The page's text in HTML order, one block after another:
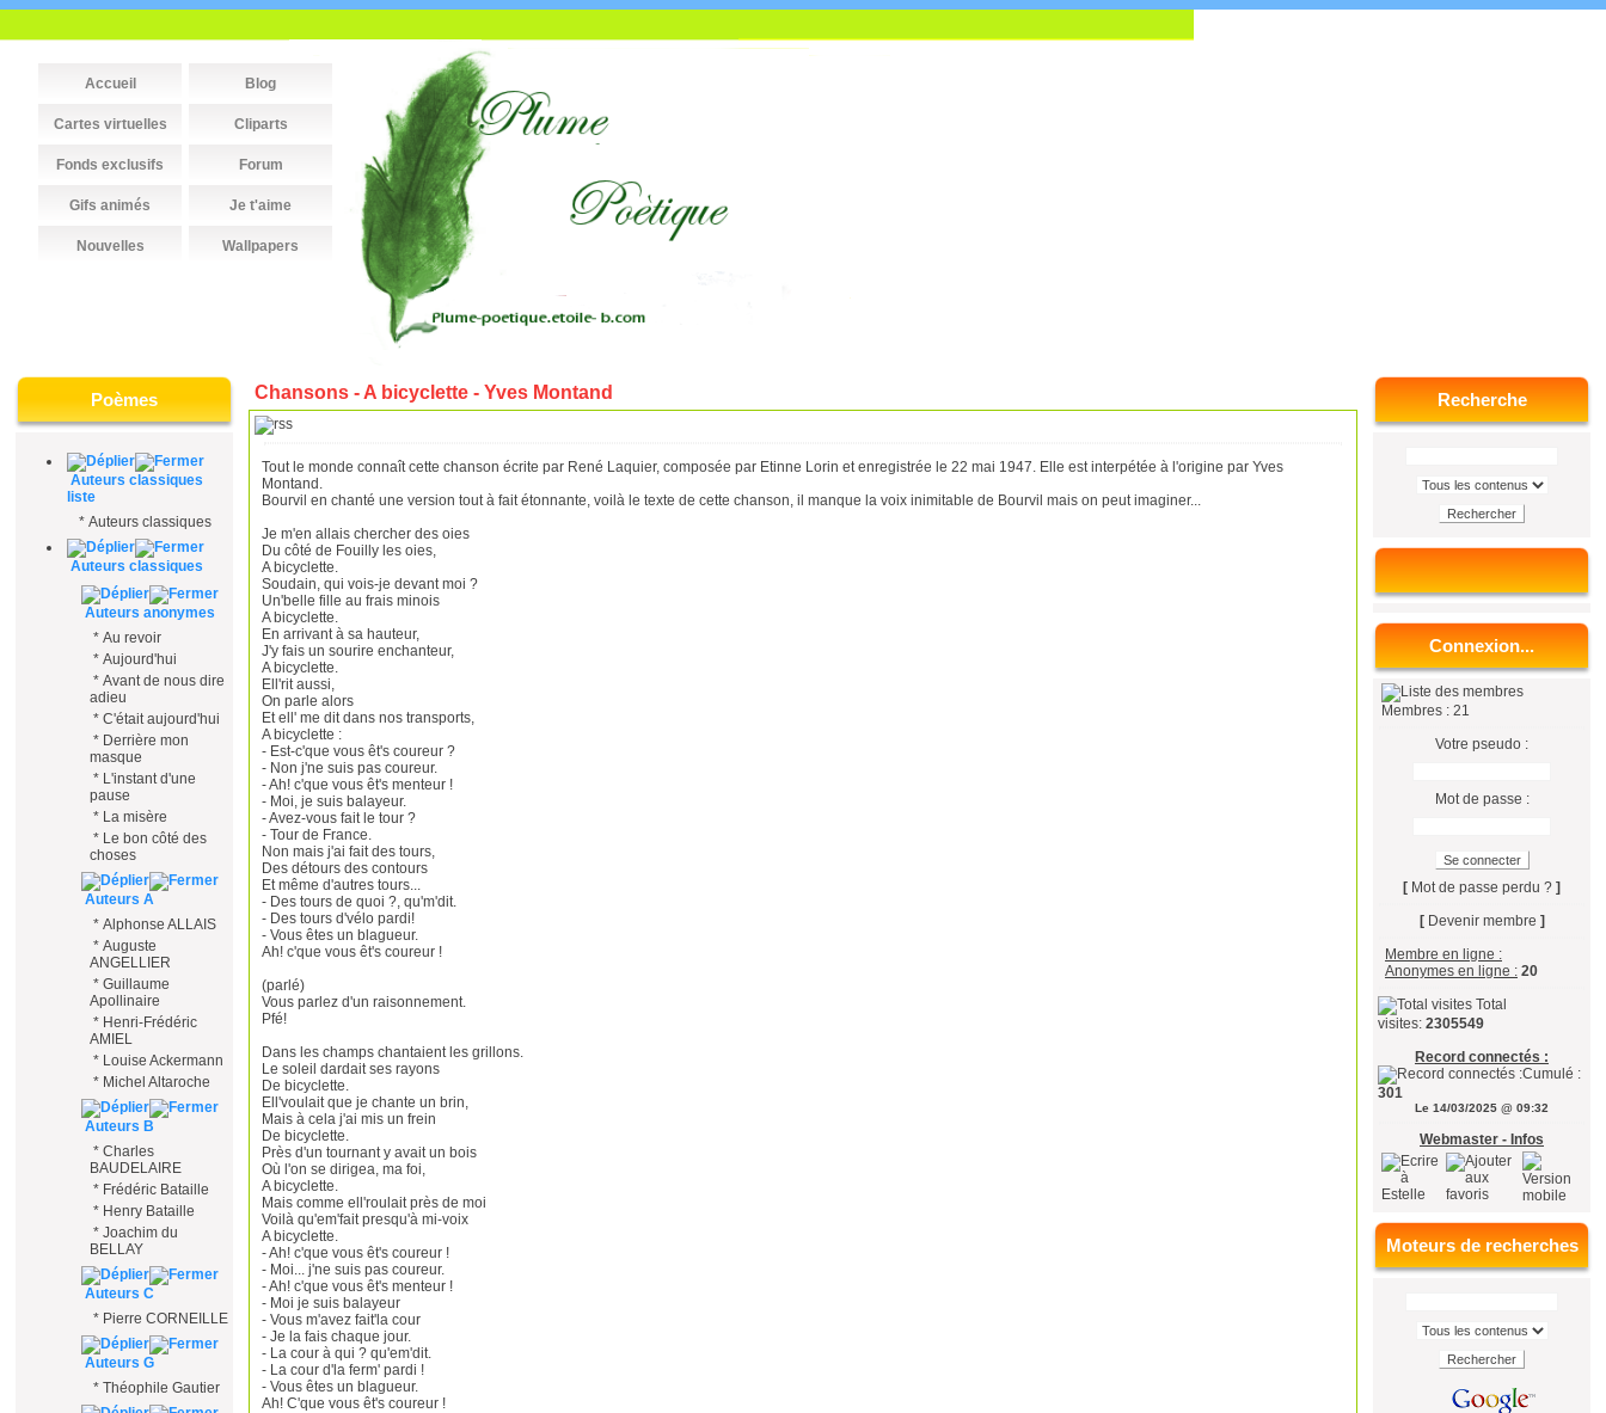
Accueil Blog
Cartes virtuelles Cliparts
Fonds exclusifs Forum
Gifs animés Je t'aime
Nouvelles Wallpapers
Poèmes
Auteurs classiques
liste
* Auteurs classiques
Auteurs classiques
Auteurs anonymes
* Au revoir
* Aujourd'hui
* Avant de nous dire
adieu
* C'était aujourd'hui
* Derrière mon
masque
* L'instant d'une
pause
* La misère
* Le bon côté des
choses
Auteurs A
* Alphonse ALLAIS
* Auguste
ANGELLIER
* Guillaume
Apollinaire
* Henri-Frédéric
AMIEL
* Louise Ackermann
* Michel Altaroche
Auteurs B
* Charles
BAUDELAIRE
* Frédéric Bataille
* Henry Bataille
* Joachim du
BELLAY
Auteurs C
* Pierre CORNEILLE
Auteurs G
* Théophile Gautier
Chansons - A bicyclette - Yves Montand
Tout le monde connaît cette chanson écrite par René Laquier, composée par Etinne Lorin et enregistrée le 22 mai 1947. Elle est interpétée à l'origine par Yves
Montand.
Bourvil en chanté une version tout à fait étonnante, voilà le texte de cette chanson, il manque la voix inimitable de Bourvil mais on peut imaginer...
Je m'en allais chercher des oies
Du côté de Fouilly les oies,
A bicyclette.
Soudain, qui vois-je devant moi ?
Un'belle fille au frais minois
A bicyclette.
En arrivant à sa hauteur,
J'y fais un sourire enchanteur,
A bicyclette.
Ell'rit aussi,
On parle alors
Et ell' me dit dans nos transports,
A bicyclette :
- Est-c'que vous êt's coureur ?
- Non j'ne suis pas coureur.
- Ah! c'que vous êt's menteur !
- Moi, je suis balayeur.
- Avez-vous fait le tour ?
- Tour de France.
Non mais j'ai fait des tours,
Des détours des contours
Et même d'autres tours...
- Des tours de quoi ?, qu'm'dit.
- Des tours d'vélo pardi!
- Vous êtes un blagueur.
Ah! c'que vous êt's coureur !
(parlé)
Vous parlez d'un raisonnement.
Pfé!
Dans les champs chantaient les grillons.
Le soleil dardait ses rayons
De bicyclette.
Ell'voulait que je chante un brin,
Mais à cela j'ai mis un frein
De bicyclette.
Près d'un tournant y avait un bois
Où l'on se dirigea, ma foi,
A bicyclette.
Mais comme ell'roulait près de moi
Voilà qu'em'fait presqu'à mi-voix
A bicyclette.
- Ah! c'que vous êt's coureur !
- Moi... j'ne suis pas coureur.
- Ah! c'que vous êt's menteur !
- Moi je suis balayeur
- Vous m'avez fait'la cour
- Je la fais chaque jour.
- La cour à qui ? qu'em'dit.
- La cour d'la ferm' pardi !
- Vous êtes un blagueur.
Ah! C'que vous êt's coureur !
Recherche
Rechercher
Connexion...
Membres : 21
Votre pseudo :
Mot de passe :
[ Mot de passe perdu ? ]
[ Devenir membre ]
Membre en ligne :
Anonymes en ligne : 20
Total
visites: 2305549
Record connectés :
Cumulé :
301
Le 14/03/2025 @ 09:32
Webmaster - Infos
Moteurs de recherches
Rechercher